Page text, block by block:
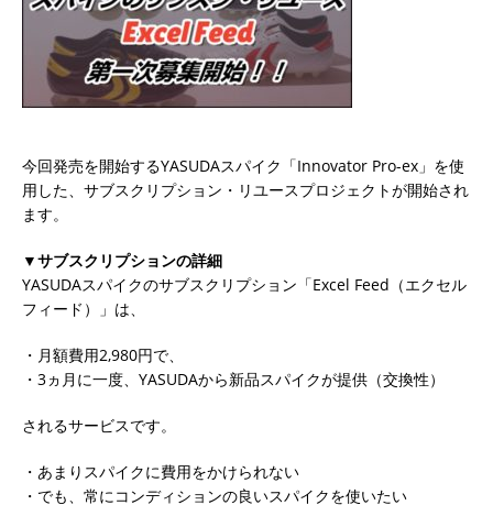
今回発売を開始するYASUDAスパイク「Innovator Pro-ex」を使
用した、サブスクリプション・リユースプロジェクトが開始され
ます。
▼サブスクリプションの詳細
YASUDAスパイクのサブスクリプション「Excel Feed（エクセル
フィード）」は、
・月額費用2,980円で、
・3ヵ月に一度、YASUDAから新品スパイクが提供（交換性）
されるサービスです。
・あまりスパイクに費用をかけられない
・でも、常にコンディションの良いスパイクを使いたい